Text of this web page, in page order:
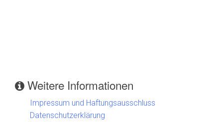
Weitere Informationen
Impressum und Haftungsausschluss
Datenschutzerklärung